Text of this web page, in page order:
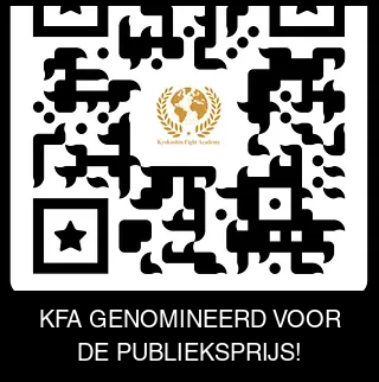
KFA GENOMINEERD VOOR
DE PUBLIEKSPRIJS!